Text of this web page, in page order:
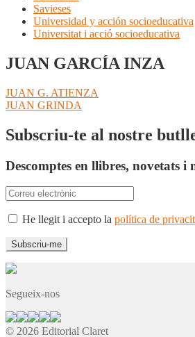
Savieses
Universidad y acción socioeducativa
Universitat i acció socioeducativa
JUAN GARCÍA INZA
Navegació
d'entrades
Entrada
anterior:
JUAN G. ATIENZA
Pròxima
JUAN GRINDA
Subscriu-te al nostre
Descomptes en llibres, novetats i
He llegit i accepto la política de
Segueix-nos
© 2026 Editorial Claret